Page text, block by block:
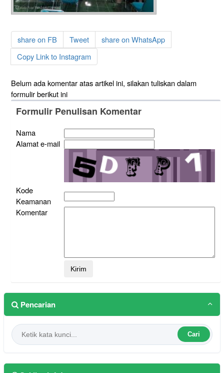
share on FB Tweet
share on WhatsApp
Copy Link to Instagram
Belum ada komentar atas artikel ini, silakan tuliskan dalam
formulir berikut ini
Formulir Penulisan Komentar
Nama
Alamat e-mail
Kode
Keamanan
Komentar
Pencarian
Cari